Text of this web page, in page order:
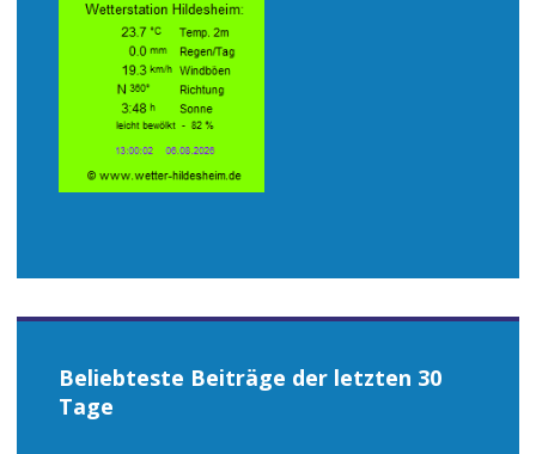
Beliebteste Beiträge der letzten 30
Tage